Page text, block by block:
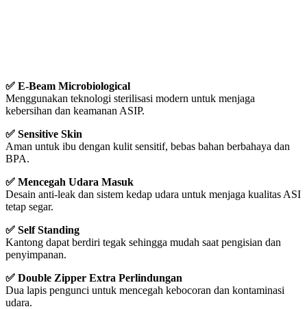
✅ E-Beam Microbiological
Menggunakan teknologi sterilisasi modern untuk menjaga
kebersihan dan keamanan ASIP.
✅ Sensitive Skin
Aman untuk ibu dengan kulit sensitif, bebas bahan berbahaya dan
BPA.
✅ Mencegah Udara Masuk
Desain anti-leak dan sistem kedap udara untuk menjaga kualitas ASI
tetap segar.
✅ Self Standing
Kantong dapat berdiri tegak sehingga mudah saat pengisian dan
penyimpanan.
✅ Double Zipper Extra Perlindungan
Dua lapis pengunci untuk mencegah kebocoran dan kontaminasi
udara.